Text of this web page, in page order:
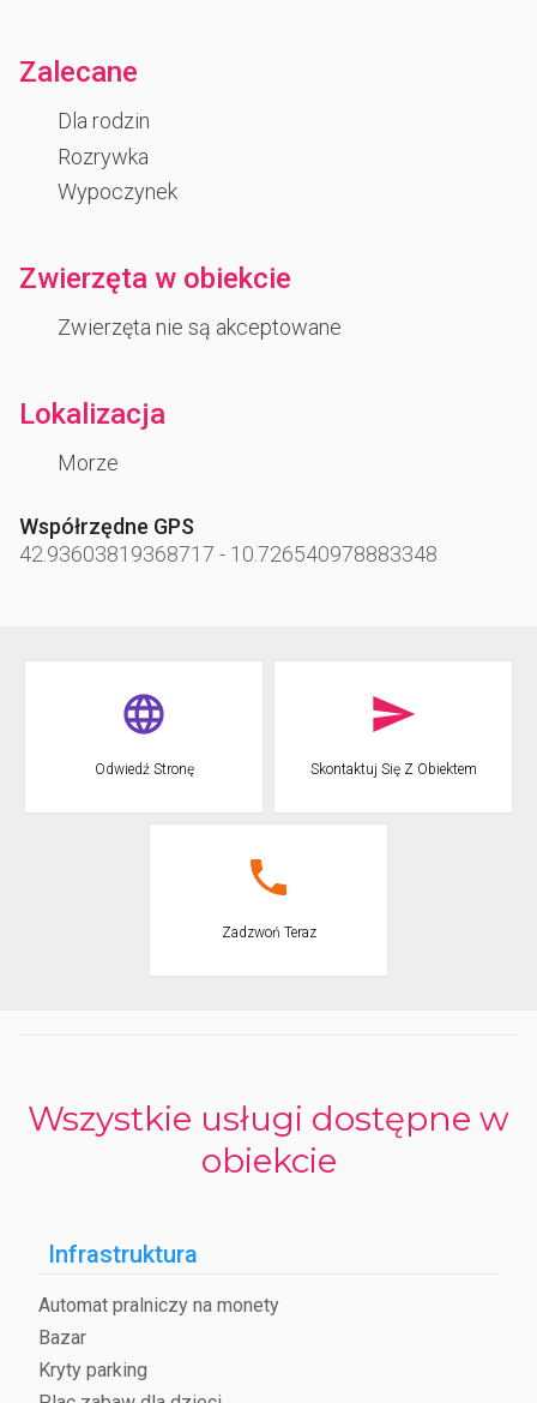
Zalecane
Dla rodzin
Rozrywka
Wypoczynek
Zwierzęta w obiekcie
Zwierzęta nie są akceptowane
Lokalizacja
Morze
Współrzędne GPS
42.93603819368717 - 10.726540978883348
Odwiedź Stronę Skontaktuj Się Z Obiektem
Zadzwoń Teraz
Wszystkie usługi dostępne w
obiekcie
Infrastruktura
Automat pralniczy na monety
Bazar
Kryty parking